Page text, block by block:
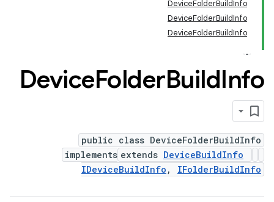
DeviceFolderBuildInfo
DeviceFolderBuildInfo
DeviceFolderBuildInfo
DeviceFolderBuildInfo
public class DeviceFolderBuildInfo
extends DeviceBuildInfo
implements
IDeviceBuildInfo , IFolderBuildInfo